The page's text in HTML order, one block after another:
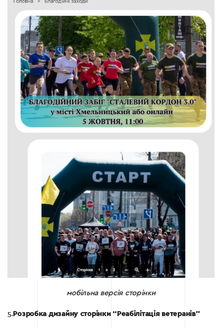
мобільна версія сторінки
5. Розробка дизайну сторінки “Реабілітація ветеранів”